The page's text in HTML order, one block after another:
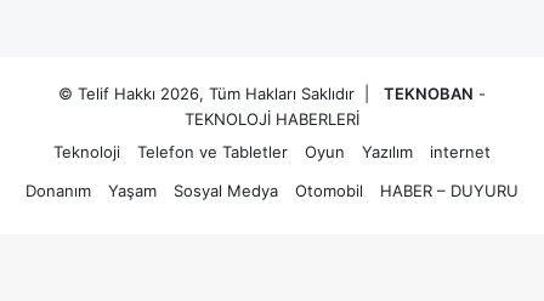
© Telif Hakkı 2026, Tüm Hakları Saklıdır | TEKNOBAN -
TEKNOLOJİ HABERLERİ
Teknoloji
Telefon ve Tabletler Oyun Yazılım
internet
Donanım
Yaşam Sosyal Medya Otomobil HABER – DUYURU